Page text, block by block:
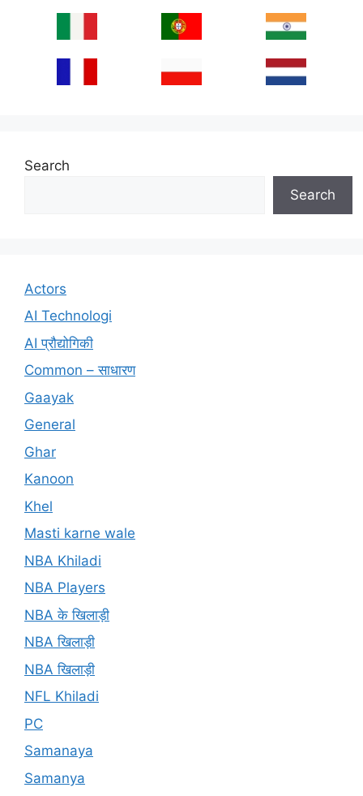
Search
Search
Actors
AI Technologi
AI प्रौद्योगिकी
Common – साधारण
Gaayak
General
Ghar
Kanoon
Khel
Masti karne wale
NBA Khiladi
NBA Players
NBA के खिलाड़ी
NBA खिलाड़ी
NBA खिलाड़ी
NFL Khiladi
PC
Samanaya
Samanya